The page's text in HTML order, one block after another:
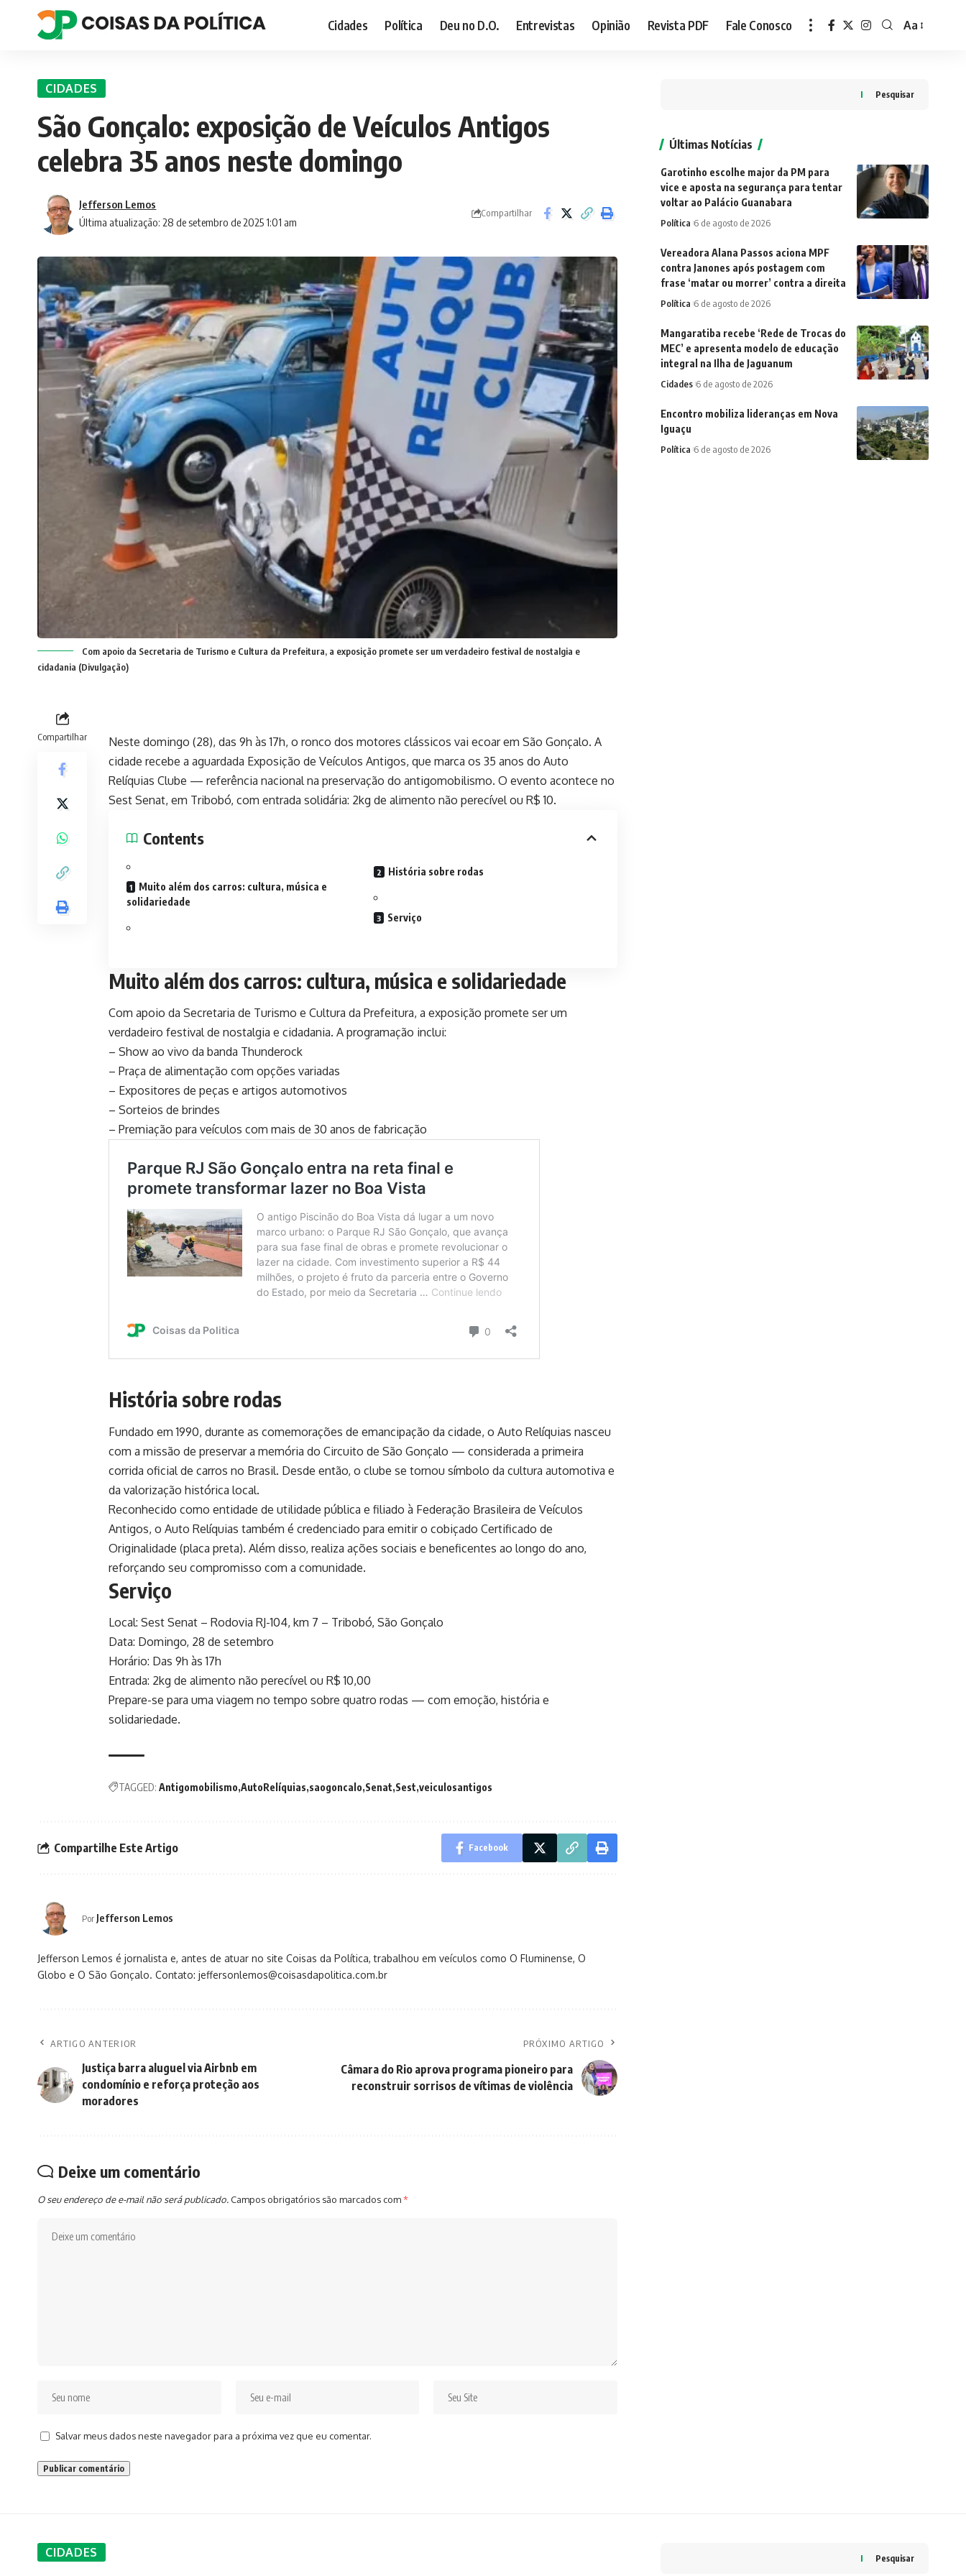
Cidades Política Deu no D.O. Entrevistas Opinião Revista PDF Fale Conosco
Font
Aa
CIDADES
São Gonçalo: exposição de Veículos Antigos
celebra 35 anos neste domingo
Última atualização: 28 de setembro de 2025 1:01 am
Jefferson Lemos
Compartilhar
Com apoio da Secretaria de Turismo e Cultura da Prefeitura, a exposição promete ser um verdadeiro festival de nostalgia e
cidadania (Divulgação)
Compartilhar
Neste domingo (28), das 9h às 17h, o ronco dos motores clássicos vai ecoar em São Gonçalo. A
cidade recebe a aguardada Exposição de Veículos Antigos, que marca os 35 anos do Auto
Relíquias Clube — referência nacional na preservação do antigomobilismo. O evento acontece no
Sest Senat, em Tribobó, com entrada solidária: 2kg de alimento não perecível ou R$ 10.
Contents
Muito além dos carros: cultura, música e
solidariedade
História sobre rodas
Serviço
Muito além dos carros: cultura, música e solidariedade
Com apoio da Secretaria de Turismo e Cultura da Prefeitura, a exposição promete ser um
verdadeiro festival de nostalgia e cidadania. A programação inclui:
– Show ao vivo da banda Thunderock
– Praça de alimentação com opções variadas
– Expositores de peças e artigos automotivos
– Sorteios de brindes
– Premiação para veículos com mais de 30 anos de fabricação
História sobre rodas
Fundado em 1990, durante as comemorações de emancipação da cidade, o Auto Relíquias nasceu
com a missão de preservar a memória do Circuito de São Gonçalo — considerada a primeira
corrida oficial de carros no Brasil. Desde então, o clube se tornou símbolo da cultura automotiva e
da valorização histórica local.
Reconhecido como entidade de utilidade pública e filiado à Federação Brasileira de Veículos
Antigos, o Auto Relíquias também é credenciado para emitir o cobiçado Certificado de
Originalidade (placa preta). Além disso, realiza ações sociais e beneficentes ao longo do ano,
reforçando seu compromisso com a comunidade.
Serviço
Local: Sest Senat – Rodovia RJ-104, km 7 – Tribobó, São Gonçalo
Data: Domingo, 28 de setembro
Horário: Das 9h às 17h
Entrada: 2kg de alimento não perecível ou R$ 10,00
Prepare-se para uma viagem no tempo sobre quatro rodas — com emoção, história e
solidariedade.
TAGGED: Antigomobilismo AutoRelíquias saogoncalo Senat Sest veiculosantigos
Compartilhe Este Artigo Facebook
Por Jefferson Lemos
Jefferson Lemos é jornalista e, antes de atuar no site Coisas da Política, trabalhou em veículos como O Fluminense, O
Globo e O São Gonçalo. Contato: jeffersonlemos@coisasdapolitica.com.br
ARTIGO ANTERIOR
Justiça barra aluguel via Airbnb em
condomínio e reforça proteção aos
moradores
PRÓXIMO ARTIGO
Câmara do Rio aprova programa pioneiro para
reconstruir sorrisos de vítimas de violência
Deixe um comentário
O seu endereço de e-mail não será publicado. Campos obrigatórios são marcados com*
Salvar meus dados neste navegador para a próxima vez que eu comentar.
Pesquisar
Últimas Notícias
Garotinho escolhe major da PM para
vice e aposta na segurança para tentar
voltar ao Palácio Guanabara
Política 6 de agosto de 2026
Vereadora Alana Passos aciona MPF
contra Janones após postagem com
frase ‘matar ou morrer’ contra a direita
Política 6 de agosto de 2026
Mangaratiba recebe ‘Rede de Trocas do
MEC’ e apresenta modelo de educação
integral na Ilha de Jaguanum
Cidades 6 de agosto de 2026
Encontro mobiliza lideranças em Nova
Iguaçu
Política 6 de agosto de 2026
CIDADES Pesquisar